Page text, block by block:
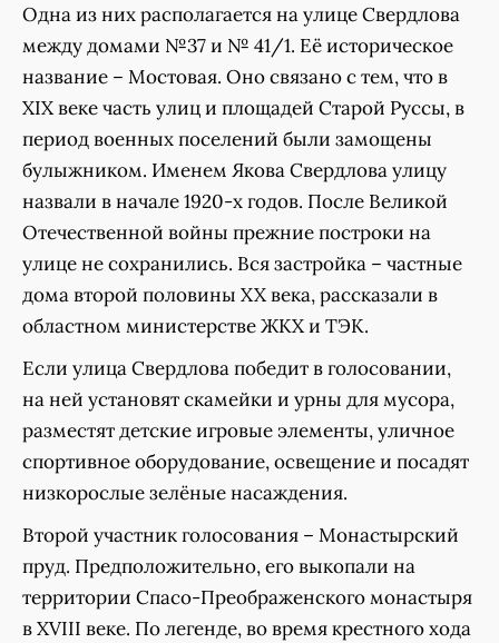
Одна из них располагается на улице Свердлова
между домами №37 и № 41/1. Её историческое
название – Мостовая. Оно связано с тем, что в
XIX веке часть улиц и площадей Старой Руссы, в
период военных поселений были замощены
булыжником. Именем Якова Свердлова улицу
назвали в начале 1920-х годов. После Великой
Отечественной войны прежние построки на
улице не сохранились. Вся застройка – частные
дома второй половины XX века, рассказали в
областном министерстве ЖКХ и ТЭК.
Если улица Свердлова победит в голосовании,
на ней установят скамейки и урны для мусора,
разместят детские игровые элементы, уличное
спортивное оборудование, освещение и посадят
низкорослые зелёные насаждения.
Второй участник голосования – Монастырский
пруд. Предположительно, его выкопали на
территории Спасо-Преображенского монастыря
в XVIII веке. По легенде, во время крестного хода